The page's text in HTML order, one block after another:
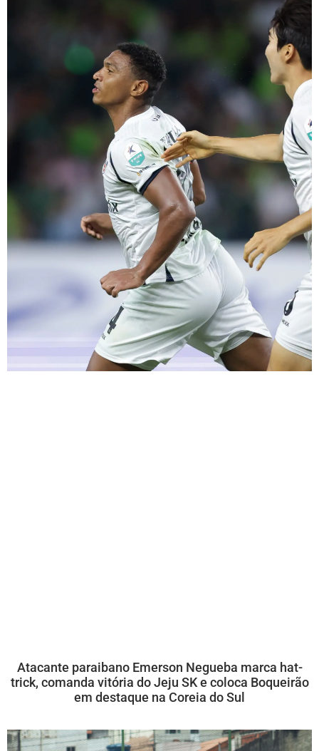
Atacante paraibano Emerson Negueba marca hat-
trick, comanda vitória do Jeju SK e coloca Boqueirão
em destaque na Coreia do Sul